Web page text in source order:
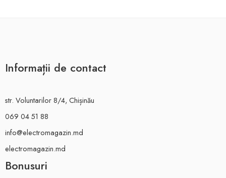
Informații de contact
str. Voluntarilor 8/4, Chișinău
069 04 51 88
info@electromagazin.md
electromagazin.md
Bonusuri